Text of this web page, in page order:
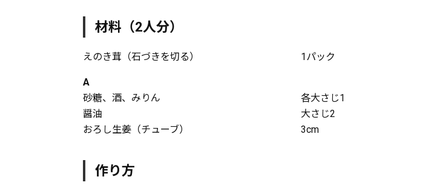
材料（2人分）
えのき茸（石づきを切る） 1パック
A
砂糖、酒、みりん
各大さじ1
醤油
大さじ2
おろし生姜（チューブ）
3cm
作り方